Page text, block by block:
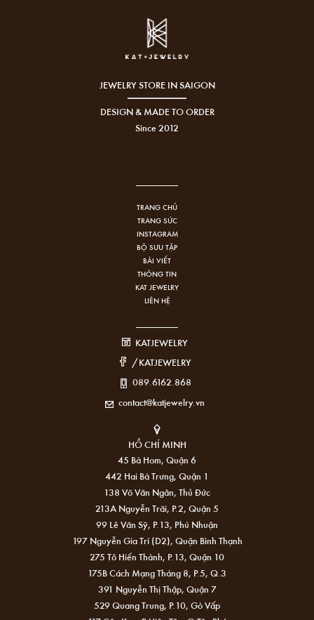
JEWELRY STORE IN SAIGON
DESIGN & MADE TO ORDER
Since 2012
TRANG CHỦ
TRANG SỨC
INSTAGRAM
BỘ SƯU TẬP
BÀI VIẾT
THÔNG TIN
KAT JEWELRY
LIÊN HỆ
KATJEWELRY
/KATJEWELRY
089.6162.868
contact@katjewelry.vn
HỒ CHÍ MINH
45 Bà Hom, Quận 6
442 Hai Bà Trưng, Quận 1
138 Võ Văn Ngân, Thủ Đức
213A Nguyễn Trãi, P.2, Quận 5
99 Lê Văn Sỹ, P.13, Phú Nhuận
197 Nguyễn Gia Trí (D2), Quận Bình Thạnh
275 Tô Hiến Thành, P.13, Quận 10
175B Cách Mạng Tháng 8, P.5, Q.3
391 Nguyễn Thị Thập, Quận 7
529 Quang Trung, P.10, Gò Vấp